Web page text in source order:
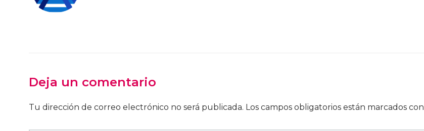
Deja un comentario
Tu dirección de correo electrónico no será publicada. Los campos obligatorios están marcados con